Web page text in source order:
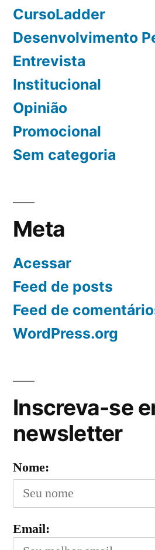
CursoLadder
Desenvolvimento
Entrevista
Institucional
Opinião
Promocional
Sem categoria
Meta
Acessar
Feed de posts
Feed de
WordPress.org
Inscreva-se
newsletter
Nome:
Email: